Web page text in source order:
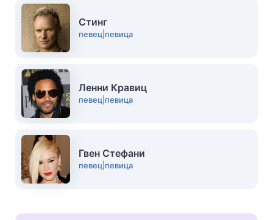
Стинг
певец|певица
Ленни Кравиц
певец|певица
Гвен Стефани
певец|певица